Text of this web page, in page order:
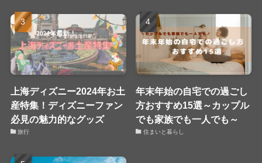
上海ディズニー2024年お土
産特集！ディズニーファン
必見の魅力的なグッズ
旅行
年末年始の自宅での過ごし
方おすすめ15選～カップル
でも家族でも一人でも～
住まいと暮らし